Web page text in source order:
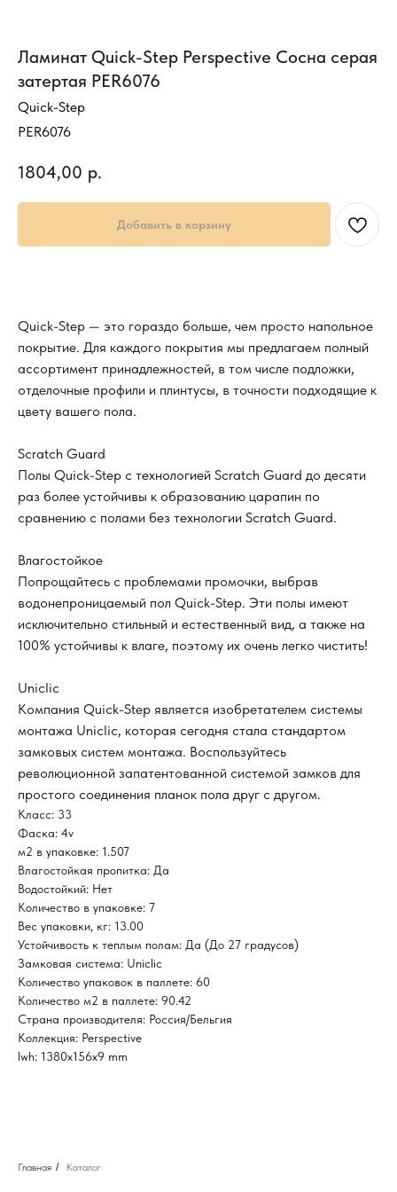
Ламинат Quick-Step Perspective Сосна серая
затертая PER6076
Quick-Step
PER6076
1804,00 р.
Добавить в корзину
Quick-Step — это гораздо больше, чем просто напольное
покрытие. Для каждого покрытия мы предлагаем полный
ассортимент принадлежностей, в том числе подложки,
отделочные профили и плинтусы, в точности подходящие к
цвету вашего пола.
Scratch Guard
Полы Quick-Step с технологией Scratch Guard до десяти
раз более устойчивы к образованию царапин по
сравнению с полами без технологии Scratch Guard.
Влагостойкое
Попрощайтесь с проблемами промочки, выбрав
водонепроницаемый пол Quick-Step. Эти полы имеют
исключительно стильный и естественный вид, а также на
100% устойчивы к влаге, поэтому их очень легко чистить!
Uniclic
Компания Quick-Step является изобретателем системы
монтажа Uniclic, которая сегодня стала стандартом
замковых систем монтажа. Воспользуйтесь
революционной запатентованной системой замков для
простого соединения планок пола друг с другом.
Класс: 33
Фаска: 4v
м2 в упаковке: 1.507
Влагостойкая пропитка: Да
Водостойкий: Нет
Количество в упаковке: 7
Вес упаковки, кг: 13.00
Устойчивость к теплым полам: Да (До 27 градусов)
Замковая система: Uniclic
Количество упаковок в паллете: 60
Количество м2 в паллете: 90.42
Страна производителя: Россия/Бельгия
Коллекция: Perspective
lwh: 1380x156x9 mm
Главная / Каталог